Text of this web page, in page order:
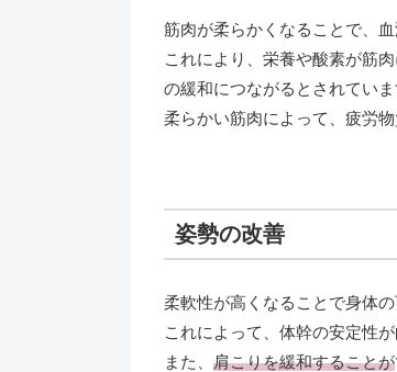
筋肉が柔らかくなることで、
これにより、栄養や酸素が筋
の緩和につながるとされていま
柔らかい筋肉によって、疲労
姿勢の改善
柔軟性が高くなることで身体
これによって、体幹の安定性
また、 肩こりを緩和することが